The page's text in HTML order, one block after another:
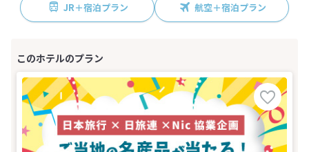
JR＋宿泊プラン 航空＋宿泊プラン